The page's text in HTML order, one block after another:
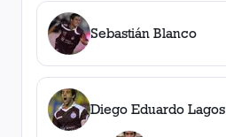
Sebastián Blanco
Diego Eduardo Lagos